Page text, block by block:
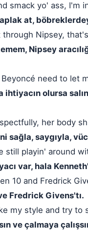
smack yo' ass, I'm
at,
Nipsey,
Nipsey
need to let
olursa
her body
sağla, saygıyla,
still playin' around
var, hala
10 and Fredrick
Fredrick Givens'tı.
my style and try to
ve çalmaya